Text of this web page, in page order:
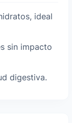
ideal
sin impacto
digestiva.